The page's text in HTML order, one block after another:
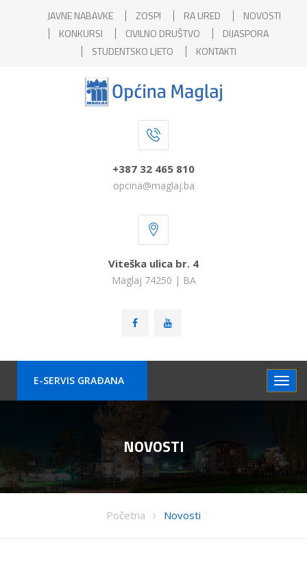
JAVNE NABAVKE ZOSPI RA URED
NOVOSTI
KONKURSI
CIVILNO DRUŠTVO
DIJASPORA
STUDENTSKO LJETO
KONTAKTI
+387 32 465 810
opcina@maglaj.ba
Viteška ulica br. 4
Maglaj 74250 | BA
E-SERVIS GRAÐANA
NOVOSTI
Početna Novosti